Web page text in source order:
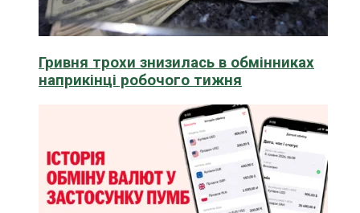
Гривня трохи знизилась в обмінниках
наприкінці робочого тижня